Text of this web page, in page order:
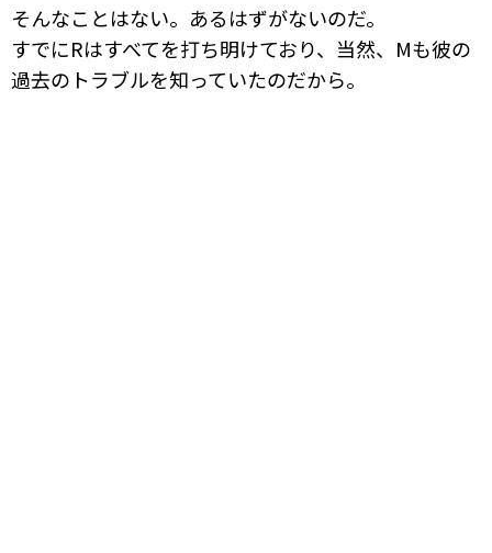
そんなことはない。あるはずがないのだ。
すでにRはすべてを打ち明けており、当然、Mも彼の
過去のトラブルを知っていたのだから。